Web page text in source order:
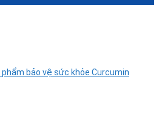
bảo vệ sức khỏe Curcumin